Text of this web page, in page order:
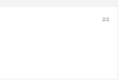
#4